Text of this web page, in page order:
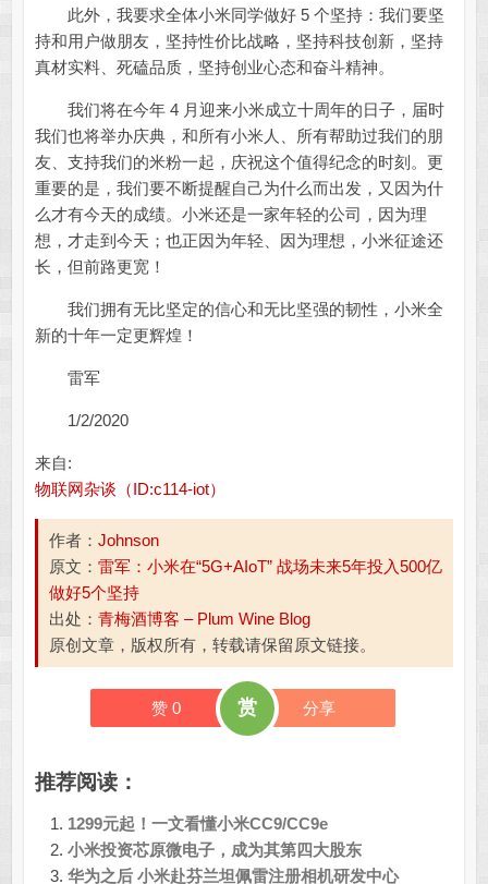
此外，我要求全体小米同学做好 5 个坚持：我们要坚
持和用户做朋友，坚持性价比战略，坚持科技创新，坚持
真材实料、死磕品质，坚持创业心态和奋斗精神。
我们将在今年 4 月迎来小米成立十周年的日子，届时
我们也将举办庆典，和所有小米人、所有帮助过我们的朋
友、支持我们的米粉一起，庆祝这个值得纪念的时刻。更
重要的是，我们要不断提醒自己为什么而出发，又因为什
么才有今天的成绩。小米还是一家年轻的公司，因为理
想，才走到今天；也正因为年轻、因为理想，小米征途还
长，但前路更宽！
我们拥有无比坚定的信心和无比坚强的韧性，小米全
新的十年一定更辉煌！
雷军
1/2/2020
来自:
物联网杂谈（ID:c114-iot）
作者： Johnson
原文： 雷军：小米在“5G+AIoT” 战场未来5年投入500亿
做好5个坚持
出处： 青梅酒博客 – Plum Wine Blog
原创文章，版权所有，转载请保留原文链接。
赞 0 赏 分享
推荐阅读：
1299元起！一文看懂小米CC9/CC9e
小米投资芯原微电子，成为其第四大股东
华为之后 小米赴芬兰坦佩雷注册相机研发中心